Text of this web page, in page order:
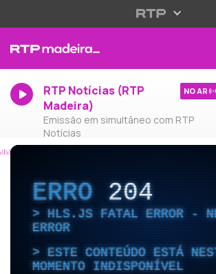
RTP Notícias (RTP
Madeira)
Emissão em simultâneo com RTP
Notícias
NO AR
ERRO204
HLS.JS FATAL ERROR -
ERROR
ESTE CONTEÚDO ESTÁ
MOMENTO INDISPONÍVEL